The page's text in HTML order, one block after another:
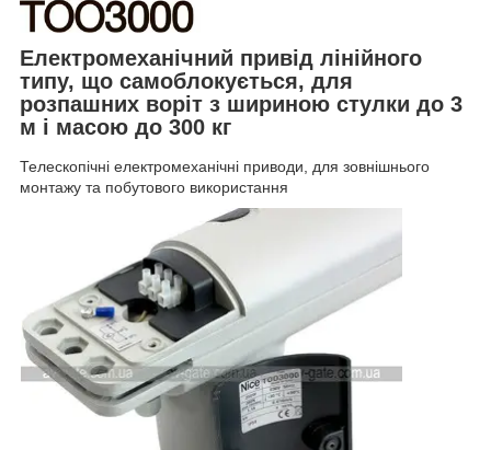
Електромеханічний привід лінійного
типу, що самоблокується, для
розпашних воріт з шириною стулки до 3
м і масою до 300 кг
Телескопічні електромеханічні приводи, для зовнішнього
монтажу та побутового використання